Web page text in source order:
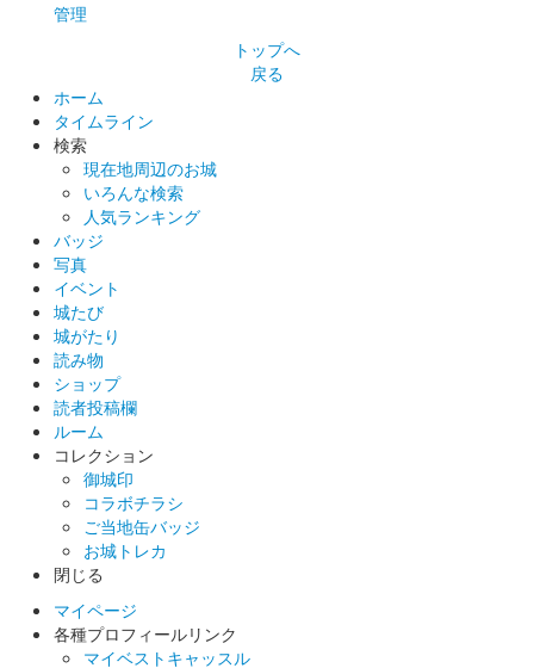
管理
トップへ
戻る
ホーム
タイムライン
検索
現在地周辺のお城
いろんな検索
人気ランキング
バッジ
写真
イベント
城たび
城がたり
読み物
ショップ
読者投稿欄
ルーム
コレクション
御城印
コラボチラシ
ご当地缶バッジ
お城トレカ
閉じる
マイページ
各種プロフィールリンク
マイベストキャッスル